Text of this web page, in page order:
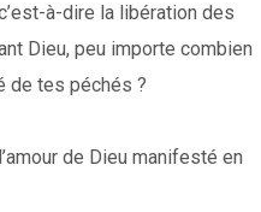
à-dire la libération des
Dieu, peu importe combien
de tes péchés ?
de Dieu manifesté en